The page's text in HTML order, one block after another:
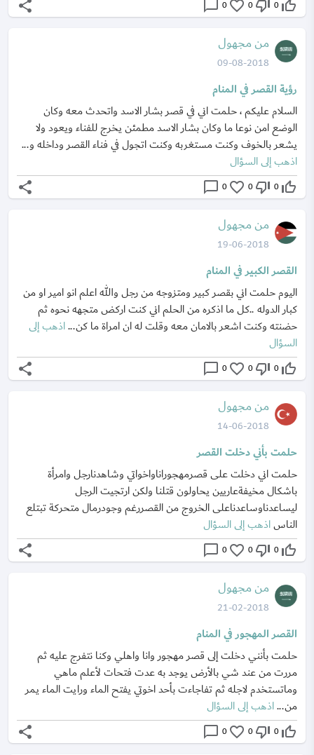
thumb_up_off_alt
0
thumb_down_off_alt
0
favorite_border
0
chat_bubble_outline
share
من مجهول
09-08-2018
رؤية القصر في المنام
السلام عليكم ، حلمت اني في قصر بشار الاسد واتحدث معه وكان
الوضع امن نوعا ما وكان بشار الاسد مطمئن يخرج للفناء ويعود ولا
يشعر بالخوف وكنت مستغربه وكنت اتجول في فناء القصر وداخله و...
اذهب إلى السؤال
thumb_up_off_alt
0
thumb_down_off_alt
0
favorite_border
0
chat_bubble_outline
share
من مجهول
19-06-2018
القصر الكبير في المنام
اليوم حلمت اني بقصر كبير ومتزوجه من رجل والله اعلم انو امير او من
كبار الدوله ..كل ما اذكره من الحلم اني كنت اركض متجهه نحوه ثم
حضنته وكنت اشعر بالامان معه وقلت له ان امراة ما كن...اذهب إلى
السؤال
thumb_up_off_alt
0
thumb_down_off_alt
0
favorite_border
0
chat_bubble_outline
share
من مجهول
14-06-2018
حلمت بأني دخلت القصر
حلمت اني دخلت على قصرمهجوراناواخواتي وشاهدنارجل وامرأة
باشكال مخيفةعاريين يحاولون قتلنا ولكن ارتجيت الرجل
ليساعدناوساعدناعلى الخروج من القصررغم وجودرمال متحركة تبتلع
الناساذهب إلى السؤال
thumb_up_off_alt
0
thumb_down_off_alt
0
favorite_border
0
chat_bubble_outline
share
من مجهول
21-02-2018
القصر المهجور في المنام
حلمت بأنني دخلت إلى قصر مهجور وانا واهلي وكنا نتفرج عليه ثم
مررت من عند شي بالأرض يوجد به عدت فتحات لأعلم ماهي
وماتستخدم لاجله ثم تفاجاءت بأحد اخوتي يفتح الماء ورايت الماء يمر
من...اذهب إلى السؤال
thumb_up_off_alt
0
thumb_down_off_alt
0
favorite_border
0
chat_bubble_outline
share